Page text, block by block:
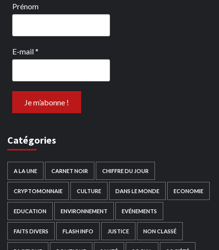
Prénom
E-mail*
Catégories
A LA UNE CARNET NOIR CHIFFRE DU JOUR
CRYPTOMONNAIE CULTURE DANS LE MONDE ECONOMIE
EDUCATION ENVIRONNEMENT EVÉNEMENTS
FAITS DIVERS FLASH INFO JUSTICE NON CLASSÉ